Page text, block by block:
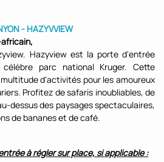
- HAZYVVIEW
Hazyview est la porte d'entrée
parc national Kruger. Cette
d'activités pour les amoureux
Profitez de safaris inoubliables, de
dessus des paysages spectaculaires,
de bananes et de café.
à régler sur place, si applicable :